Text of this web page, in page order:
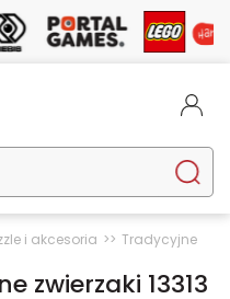
i akcesoria Tradycyjne
zwierzaki 13313